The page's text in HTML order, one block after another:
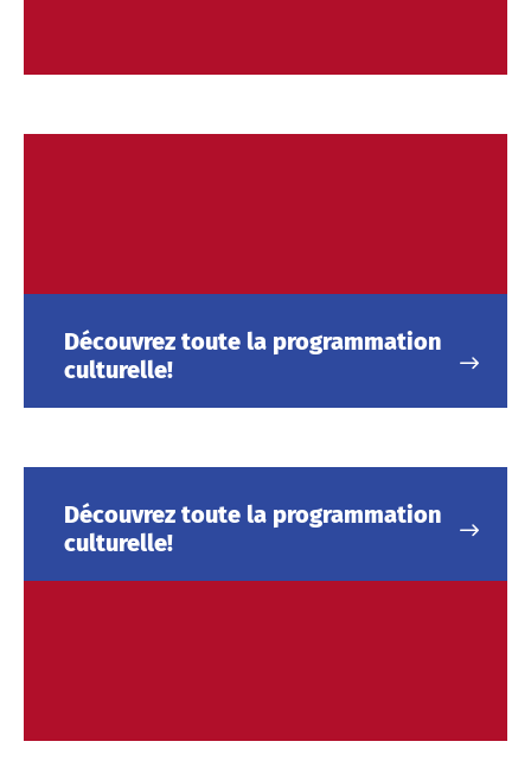
Découvrez toute la programmation
culturelle!
Découvrez toute la programmation
culturelle!